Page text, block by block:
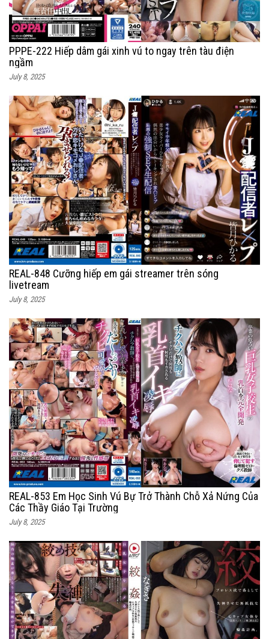
PPPE-222 Hiếp dâm gái xinh vú to ngay trên tàu điện
ngầm
July 8, 2025
REAL-848 Cưỡng hiếp em gái streamer trên sóng
livetream
July 8, 2025
REAL-853 Em Học Sinh Vú Bự Trở Thành Chỗ Xả Nứng Của
Các Thầy Giáo Tại Trường
July 8, 2025